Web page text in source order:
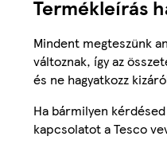
Termékleírás
Mindent megteszünk
változnak, így az
és ne hagyatkozz
Ha bármilyen
kapcsolatot a Tesco